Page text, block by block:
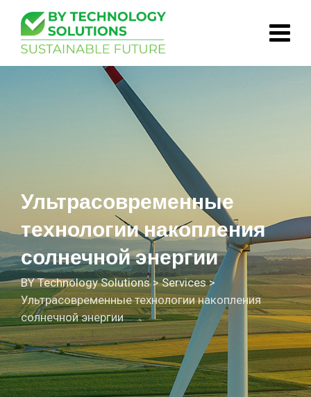
content
Ультрасовременные
технологии накопления
солнечной энергии
BY Technology Solutions>Services>
Ультрасовременные технологии накопления
солнечной энергии